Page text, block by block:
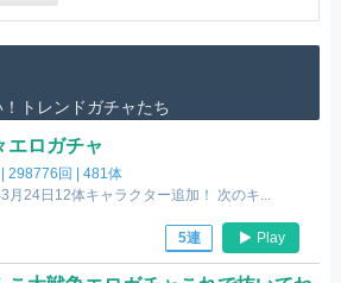
トレンドガチャたち
エロガチャ
|298776回 |481体
月24日12体キャラクター追加！ 次のキ...
5連 Play